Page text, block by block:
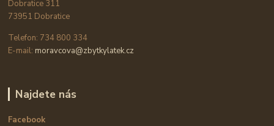
Dobratice 311
73951 Dobratice
Telefon: 734 800 334
E-mail: moravcova@zbytkylatek.cz
Najdete nás
Facebook